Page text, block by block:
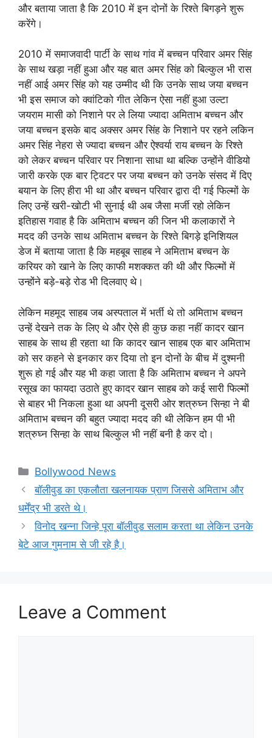
और बताया जाता है कि 2010 में इन दोनों के रिश्ते बिगड़ने शुरू
करेंगे।
2010 में समाजवादी पार्टी के साथ गांव में बच्चन परिवार अमर सिंह
के साथ खड़ा नहीं हुआ और यह बात अमर सिंह को बिल्कुल भी रास
नहीं आई अमर सिंह को यह उम्मीद थी कि उनके साथ जया बच्चन
भी इस समाज को क्वांटिको गीत लेकिन ऐसा नहीं हुआ उल्टा
जयराम मासी को निशाने पर ले लिया ज्यादा अमिताभ बच्चन और
जया बच्चन इसके बाद अक्सर अमर सिंह के निशाने पर रहने लकिन
अमर सिंह नेहरा से ज्यादा बच्चन और ऐश्वर्या राय बच्चन के रिश्ते
को लेकर बच्चन परिवार पर निशाना साधा था बल्कि उन्होंने वीडियो
जारी करके एक बार ट्विटर पर जया बच्चन को उनके संसद में दिए
बयान के लिए हीरा भी था और बच्चन परिवार द्वारा दी गई फिल्मों के
लिए उन्हें खरी-खोटी भी सुनाई थी अब जैसा मर्जी रहो लेकिन
इतिहास गवाह है कि अमिताभ बच्चन की जिन भी कलाकारों ने
मदद की उनके साथ अमिताभ बच्चन के रिश्ते बिगड़े इनिशियल
डेज में बताया जाता है कि महबूब साहब ने अमिताभ बच्चन के
करियर को खाने के लिए काफी मशक्कत की थी और फिल्मों में
उन्होंने बड़े-बड़े रोड भी दिलवाए थे।
लेकिन महमूद साहब जब अस्पताल में भर्ती थे तो अमिताभ बच्चन
उन्हें देखने तक के लिए थे और ऐसे ही कुछ कहा नहीं कादर खान
साहब के साथ ही रहता था कि कादर खान साहब एक बार अमिताभ
को सर कहने से इनकार कर दिया तो इन दोनों के बीच में दुश्मनी
शुरू हो गई और यह भी कहा जाता है कि अमिताभ बच्चन ने अपने
रसूख का फायदा उठाते हुए कादर खान साहब को कई सारी फिल्मों
से बाहर भी निकला हुआ था अपनी दूसरी ओर शत्रुघ्न सिन्हा ने बी
अमिताभ बच्चन की बहुत ज्यादा मदद की थी लेकिन हम पी भी
शत्रुघ्न सिन्हा के साथ बिल्कुल भी नहीं बनी है कर दो।
Categories
Bollywood News
बॉलीवुड का एकलौता खलनायक प्राण जिससे अमिताभ और
धर्मेंद्र भी डरते थे।
विनोद खन्ना जिन्हे पूरा बॉलीवुड सलाम करता था लेकिन उनके
बेटे आज गुमनाम से जी रहे है।
Leave a Comment